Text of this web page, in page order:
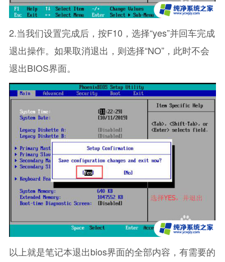
2.当我们设置完成后，按F10，选择“yes”并回车完成
退出操作。如果取消退出，则选择“NO”，此时不会
退出BIOS界面。
以上就是笔记本退出bios界面的全部内容，有需要的